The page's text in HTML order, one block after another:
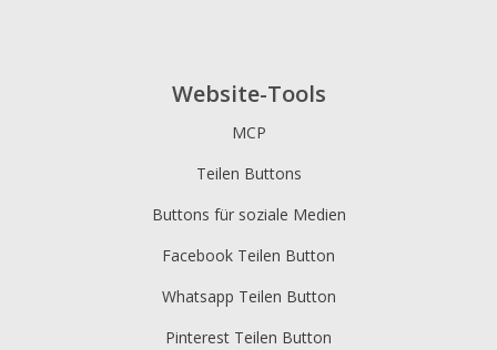
Website-Tools
MCP
Teilen Buttons
Buttons für soziale Medien
Facebook Teilen Button
Whatsapp Teilen Button
Pinterest Teilen Button